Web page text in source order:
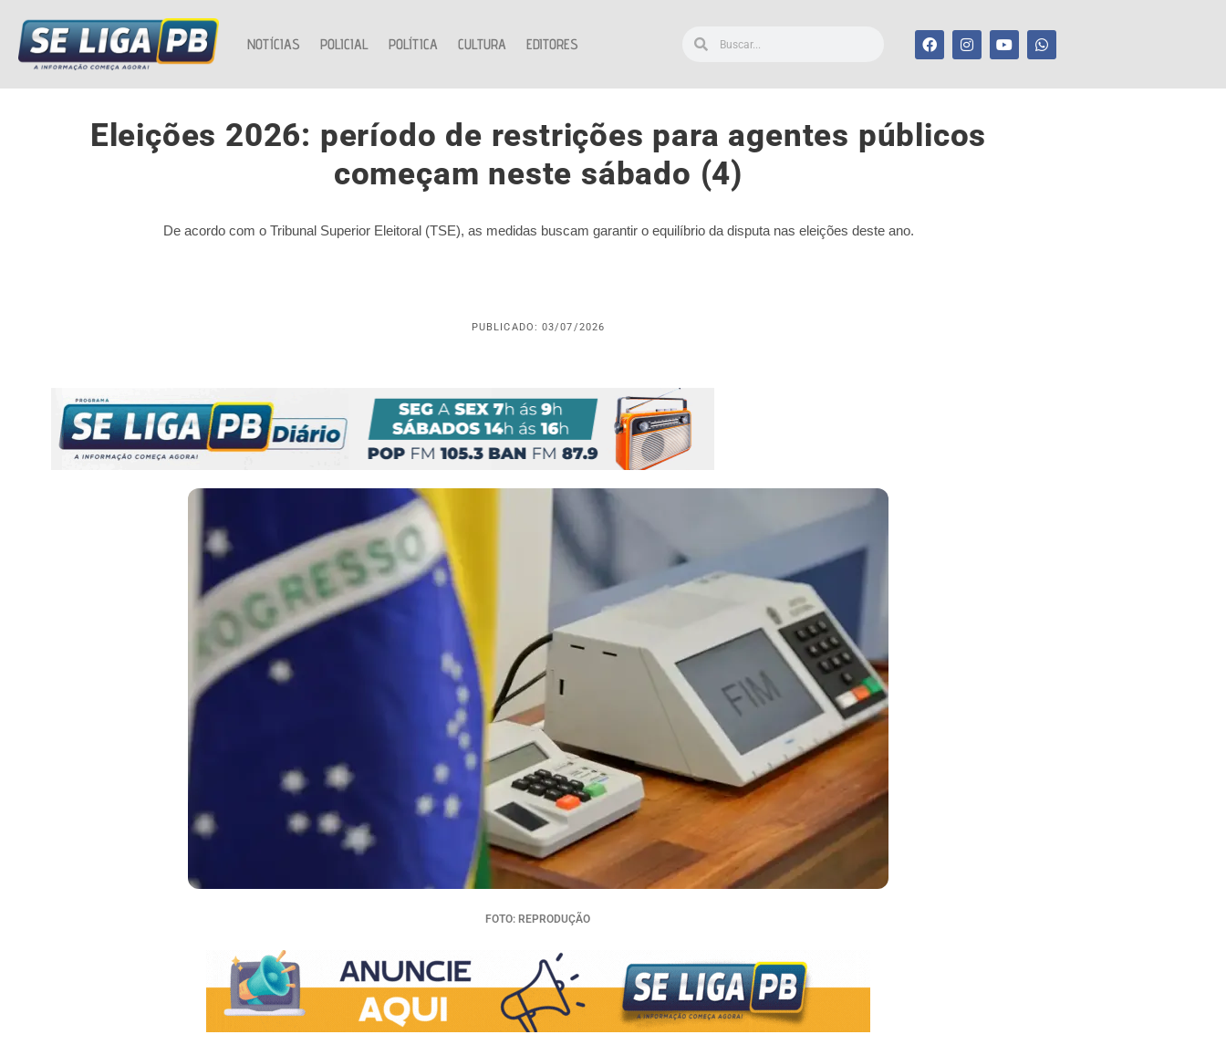
NOTÍCIAS POLICIAL POLÍTICA CULTURA EDITORES
Eleições 2026: período de restrições para agentes públicos
começam neste sábado (4)
De acordo com o Tribunal Superior Eleitoral (TSE), as medidas buscam garantir o equilíbrio da disputa nas eleições deste ano.
PUBLICADO: 03/07/2026
FOTO: REPRODUÇÃO